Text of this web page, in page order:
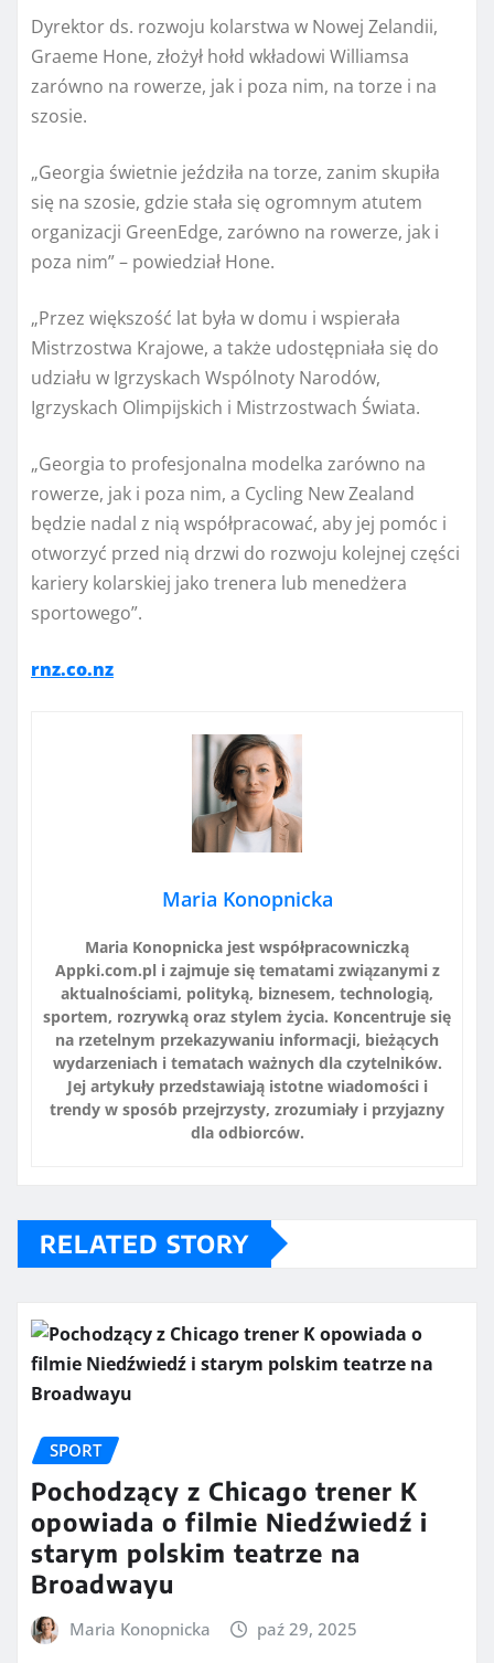
Dyrektor ds. rozwoju kolarstwa w Nowej Zelandii,
Graeme Hone, złożył hołd wkładowi Williamsa
zarówno na rowerze, jak i poza nim, na torze i na
szosie.
„Georgia świetnie jeździła na torze, zanim skupiła
się na szosie, gdzie stała się ogromnym atutem
organizacji GreenEdge, zarówno na rowerze, jak i
poza nim” – powiedział Hone.
„Przez większość lat była w domu i wspierała
Mistrzostwa Krajowe, a także udostępniała się do
udziału w Igrzyskach Wspólnoty Narodów,
Igrzyskach Olimpijskich i Mistrzostwach Świata.
„Georgia to profesjonalna modelka zarówno na
rowerze, jak i poza nim, a Cycling New Zealand
będzie nadal z nią współpracować, aby jej pomóc i
otworzyć przed nią drzwi do rozwoju kolejnej części
kariery kolarskiej jako trenera lub menedżera
sportowego”.
rnz.co.nz
Maria Konopnicka
Maria Konopnicka jest współpracowniczką
Appki.com.pl i zajmuje się tematami związanymi z
aktualnościami, polityką, biznesem, technologią,
sportem, rozrywką oraz stylem życia. Koncentruje się
na rzetelnym przekazywaniu informacji, bieżących
wydarzeniach i tematach ważnych dla czytelników.
Jej artykuły przedstawiają istotne wiadomości i
trendy w sposób przejrzysty, zrozumiały i przyjazny
dla odbiorców.
RELATED STORY
SPORT
Pochodzący z Chicago trener K
opowiada o filmie Niedźwiedź i
starym polskim teatrze na
Broadwayu
Maria Konopnicka paź 29, 2025